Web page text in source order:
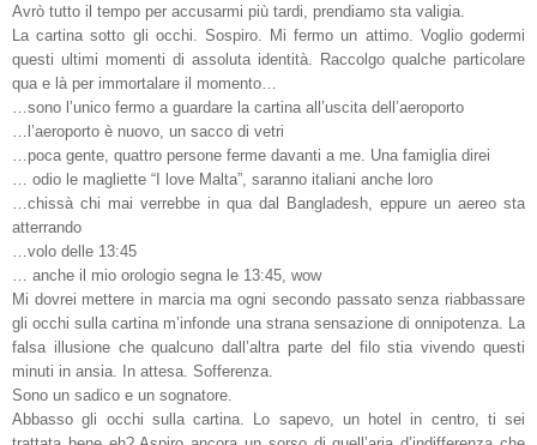
Avrò tutto il tempo per accusarmi più tardi, prendiamo sta valigia.
La cartina sotto gli occhi. Sospiro. Mi fermo un attimo. Voglio godermi
questi ultimi momenti di assoluta identità. Raccolgo qualche particolare
qua e là per immortalare il momento…
…sono l’unico fermo a guardare la cartina all’uscita dell’aeroporto
…l’aeroporto è nuovo, un sacco di vetri
…poca gente, quattro persone ferme davanti a me. Una famiglia direi
… odio le magliette “I love Malta”, saranno italiani anche loro
…chissà chi mai verrebbe in qua dal Bangladesh, eppure un aereo sta
atterrando
…volo delle 13:45
… anche il mio orologio segna le 13:45, wow
Mi dovrei mettere in marcia ma ogni secondo passato senza riabbassare
gli occhi sulla cartina m’infonde una strana sensazione di onnipotenza. La
falsa illusione che qualcuno dall’altra parte del filo stia vivendo questi
minuti in ansia. In attesa. Sofferenza.
Sono un sadico e un sognatore.
Abbasso gli occhi sulla cartina. Lo sapevo, un hotel in centro, ti sei